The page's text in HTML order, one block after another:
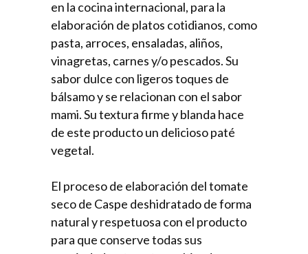
en la cocina internacional, para la
elaboración de platos cotidianos, como
pasta, arroces, ensaladas, aliños,
vinagretas, carnes y/o pescados. Su
sabor dulce con ligeros toques de
bálsamo y se relacionan con el sabor
mami. Su textura firme y blanda hace
de este producto un delicioso paté
vegetal.
El proceso de elaboración del tomate
seco de Caspe deshidratado de forma
natural y respetuosa con el producto
para que conserve todas sus